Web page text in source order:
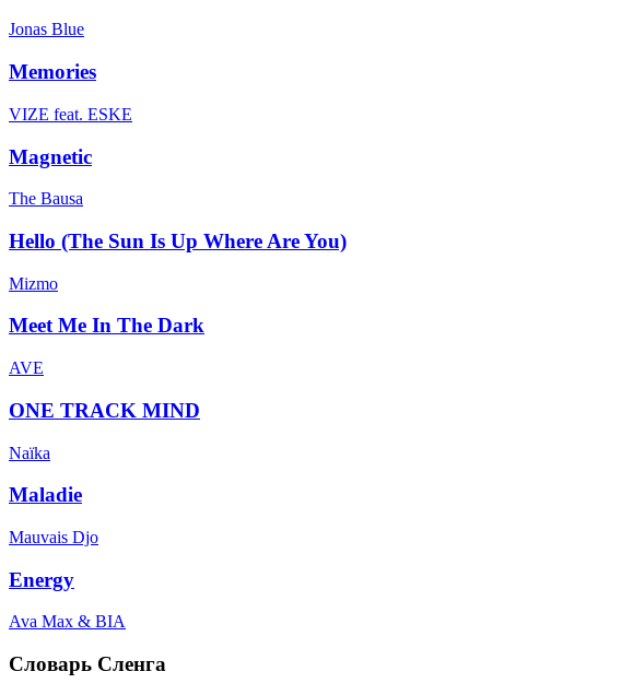
Jonas Blue
Memories
VIZE feat. ESKE
Magnetic
The Bausa
Hello (The Sun Is Up Where Are You)
Mizmo
Meet Me In The Dark
AVE
ONE TRACK MIND
Naïka
Maladie
Mauvais Djo
Energy
Ava Max & BIA
Словарь Сленга